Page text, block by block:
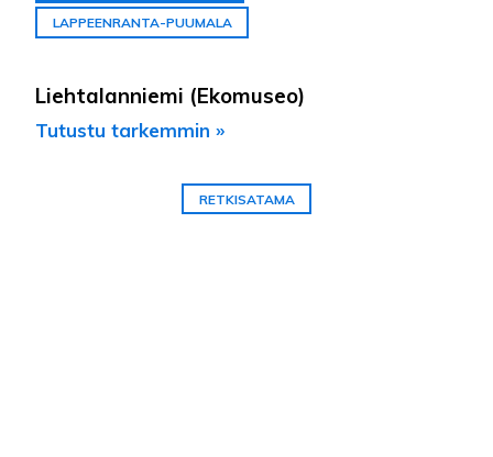
LAPPEENRANTA-PUUMALA
Liehtalanniemi (Ekomuseo)
Tutustu tarkemmin »
RETKISATAMA